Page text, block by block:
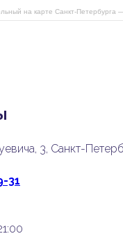
на карте Санкт-Петербурга
3, Санкт-
31